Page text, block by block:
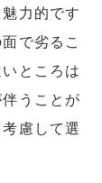
力的です
で劣るこ
ところは
うことが
慮して選